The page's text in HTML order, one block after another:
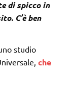
di spicco in
C’è ben
studio
che